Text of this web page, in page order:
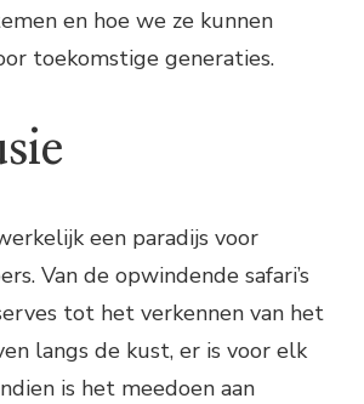
en hoe we ze kunnen
toekomstige generaties.
een paradijs voor
Van de opwindende safari’s
tot het verkennen van het
langs de kust, er is voor elk
is het meedoen aan